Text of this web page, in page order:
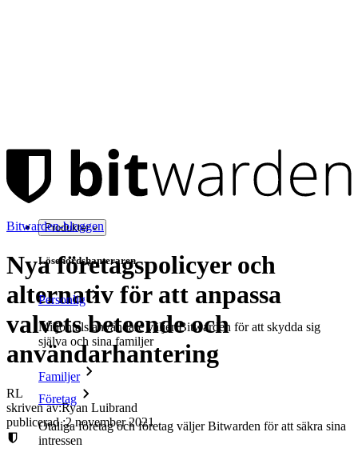
Produkter
Lösenordshanteraren
Personlig
Miljontals användare väljer Bitwarden för att skydda sig
själva och sina familjer
Familjer
Företag
Otaliga företag och företag väljer Bitwarden för att säkra sina
intressen
Bitwarden-bloggen
Nya företagspolicyer och
alternativ för att anpassa
valvets beteende och
användarhantering
RL
skriven av:Ryan Luibrand
publicerad:2 november 2021